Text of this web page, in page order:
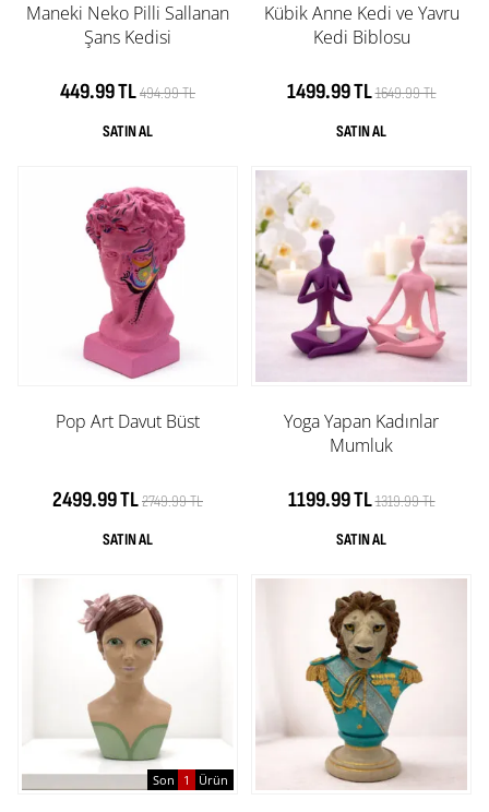
Maneki Neko Pilli Sallanan
Şans Kedisi
449.99 TL494.99 TL
Kübik Anne Kedi ve Yavru
Kedi Biblosu
1499.99 TL1649.99 TL
Pop Art Davut Büst
2499.99 TL2749.99 TL
Yoga Yapan Kadınlar
Mumluk
1199.99 TL1319.99 TL
Son 1 Ürün